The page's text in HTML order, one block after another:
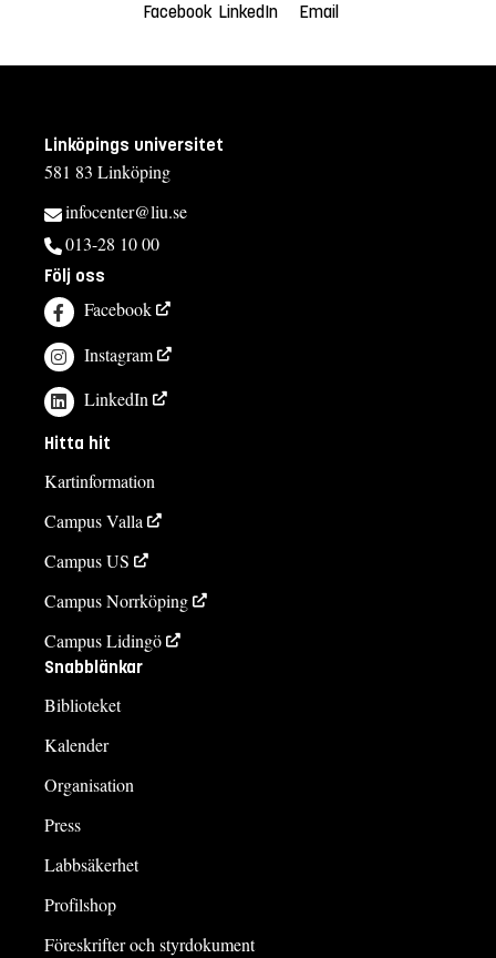
Facebook LinkedIn Email
Linköpings universitet
581 83 Linköping
infocenter@liu.se
013-28 10 00
Följ oss
Facebook
Instagram
LinkedIn
Hitta hit
Kartinformation
Campus Valla
Campus US
Campus Norrköping
Campus Lidingö
Snabblänkar
Biblioteket
Kalender
Organisation
Press
Labbsäkerhet
Profilshop
Föreskrifter och styrdokument